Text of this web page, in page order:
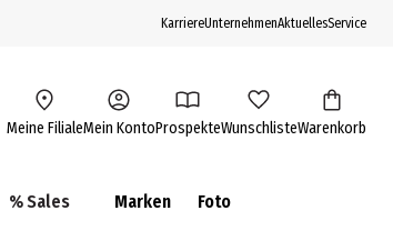
KarriereUnternehmenAktuellesService
Meine FilialeMein KontoProspekteWunschlisteWarenkorb
% Sales Marken Foto